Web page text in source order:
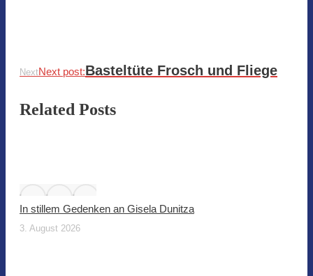
NextNext post:Basteltüte Frosch und Fliege
Related Posts
In stillem Gedenken an Gisela Dunitza
3. August 2026